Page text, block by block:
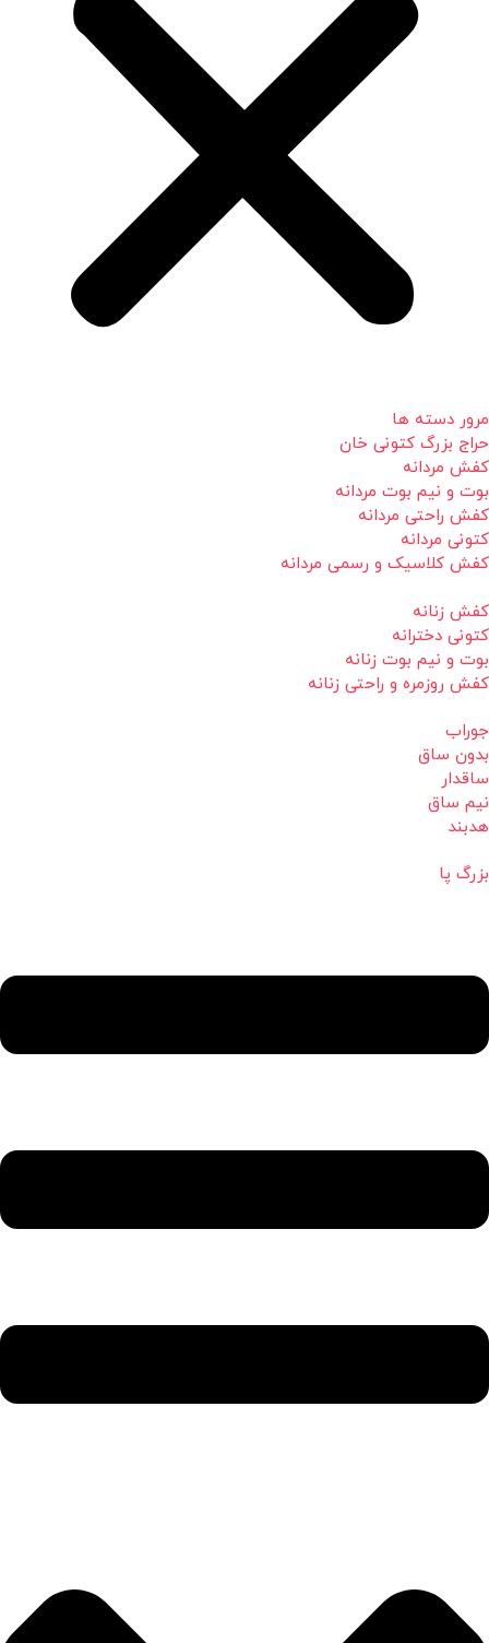
مرور دسته ها
حراج بزرگ کتونی خان
کفش مردانه
بوت و نیم بوت مردانه
کفش راحتی مردانه
کتونی مردانه
کفش کلاسیک و رسمی مردانه
کفش زنانه
کتونی دخترانه
بوت و نیم بوت زنانه
کفش روزمره و راحتی زنانه
جوراب
بدون ساق
ساقدار
نیم ساق
هدبند
بزرگ پا